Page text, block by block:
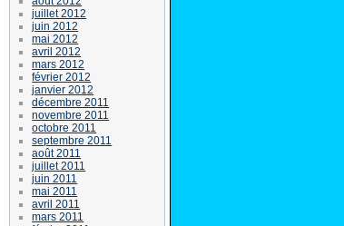
juillet 2012
juin 2012
mai 2012
avril 2012
mars 2012
février 2012
janvier 2012
décembre 2011
novembre 2011
octobre 2011
septembre 2011
août 2011
juillet 2011
juin 2011
mai 2011
avril 2011
mars 2011